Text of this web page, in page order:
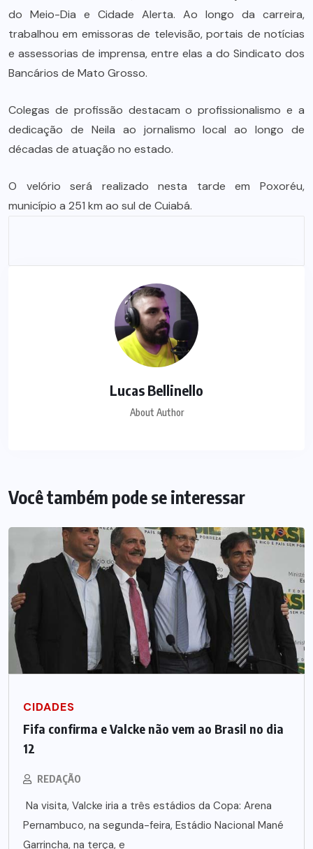
do Meio-Dia e Cidade Alerta. Ao longo da carreira,
trabalhou em emissoras de televisão, portais de notícias
e assessorias de imprensa, entre elas a do Sindicato dos
Bancários de Mato Grosso.
Colegas de profissão destacam o profissionalismo e a
dedicação de Neila ao jornalismo local ao longo de
décadas de atuação no estado.
O velório será realizado nesta tarde em Poxoréu,
município a 251 km ao sul de Cuiabá.
Lucas Bellinello
About Author
Você também pode se interessar
CIDADES
Fifa confirma e Valcke não vem ao Brasil no dia
12
REDAÇÃO
Na visita, Valcke iria a três estádios da Copa: Arena
Pernambuco, na segunda-feira, Estádio Nacional Mané
Garrincha, na terça, e